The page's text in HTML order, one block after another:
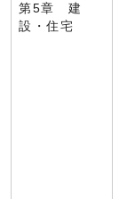
第5章 建
設・住宅